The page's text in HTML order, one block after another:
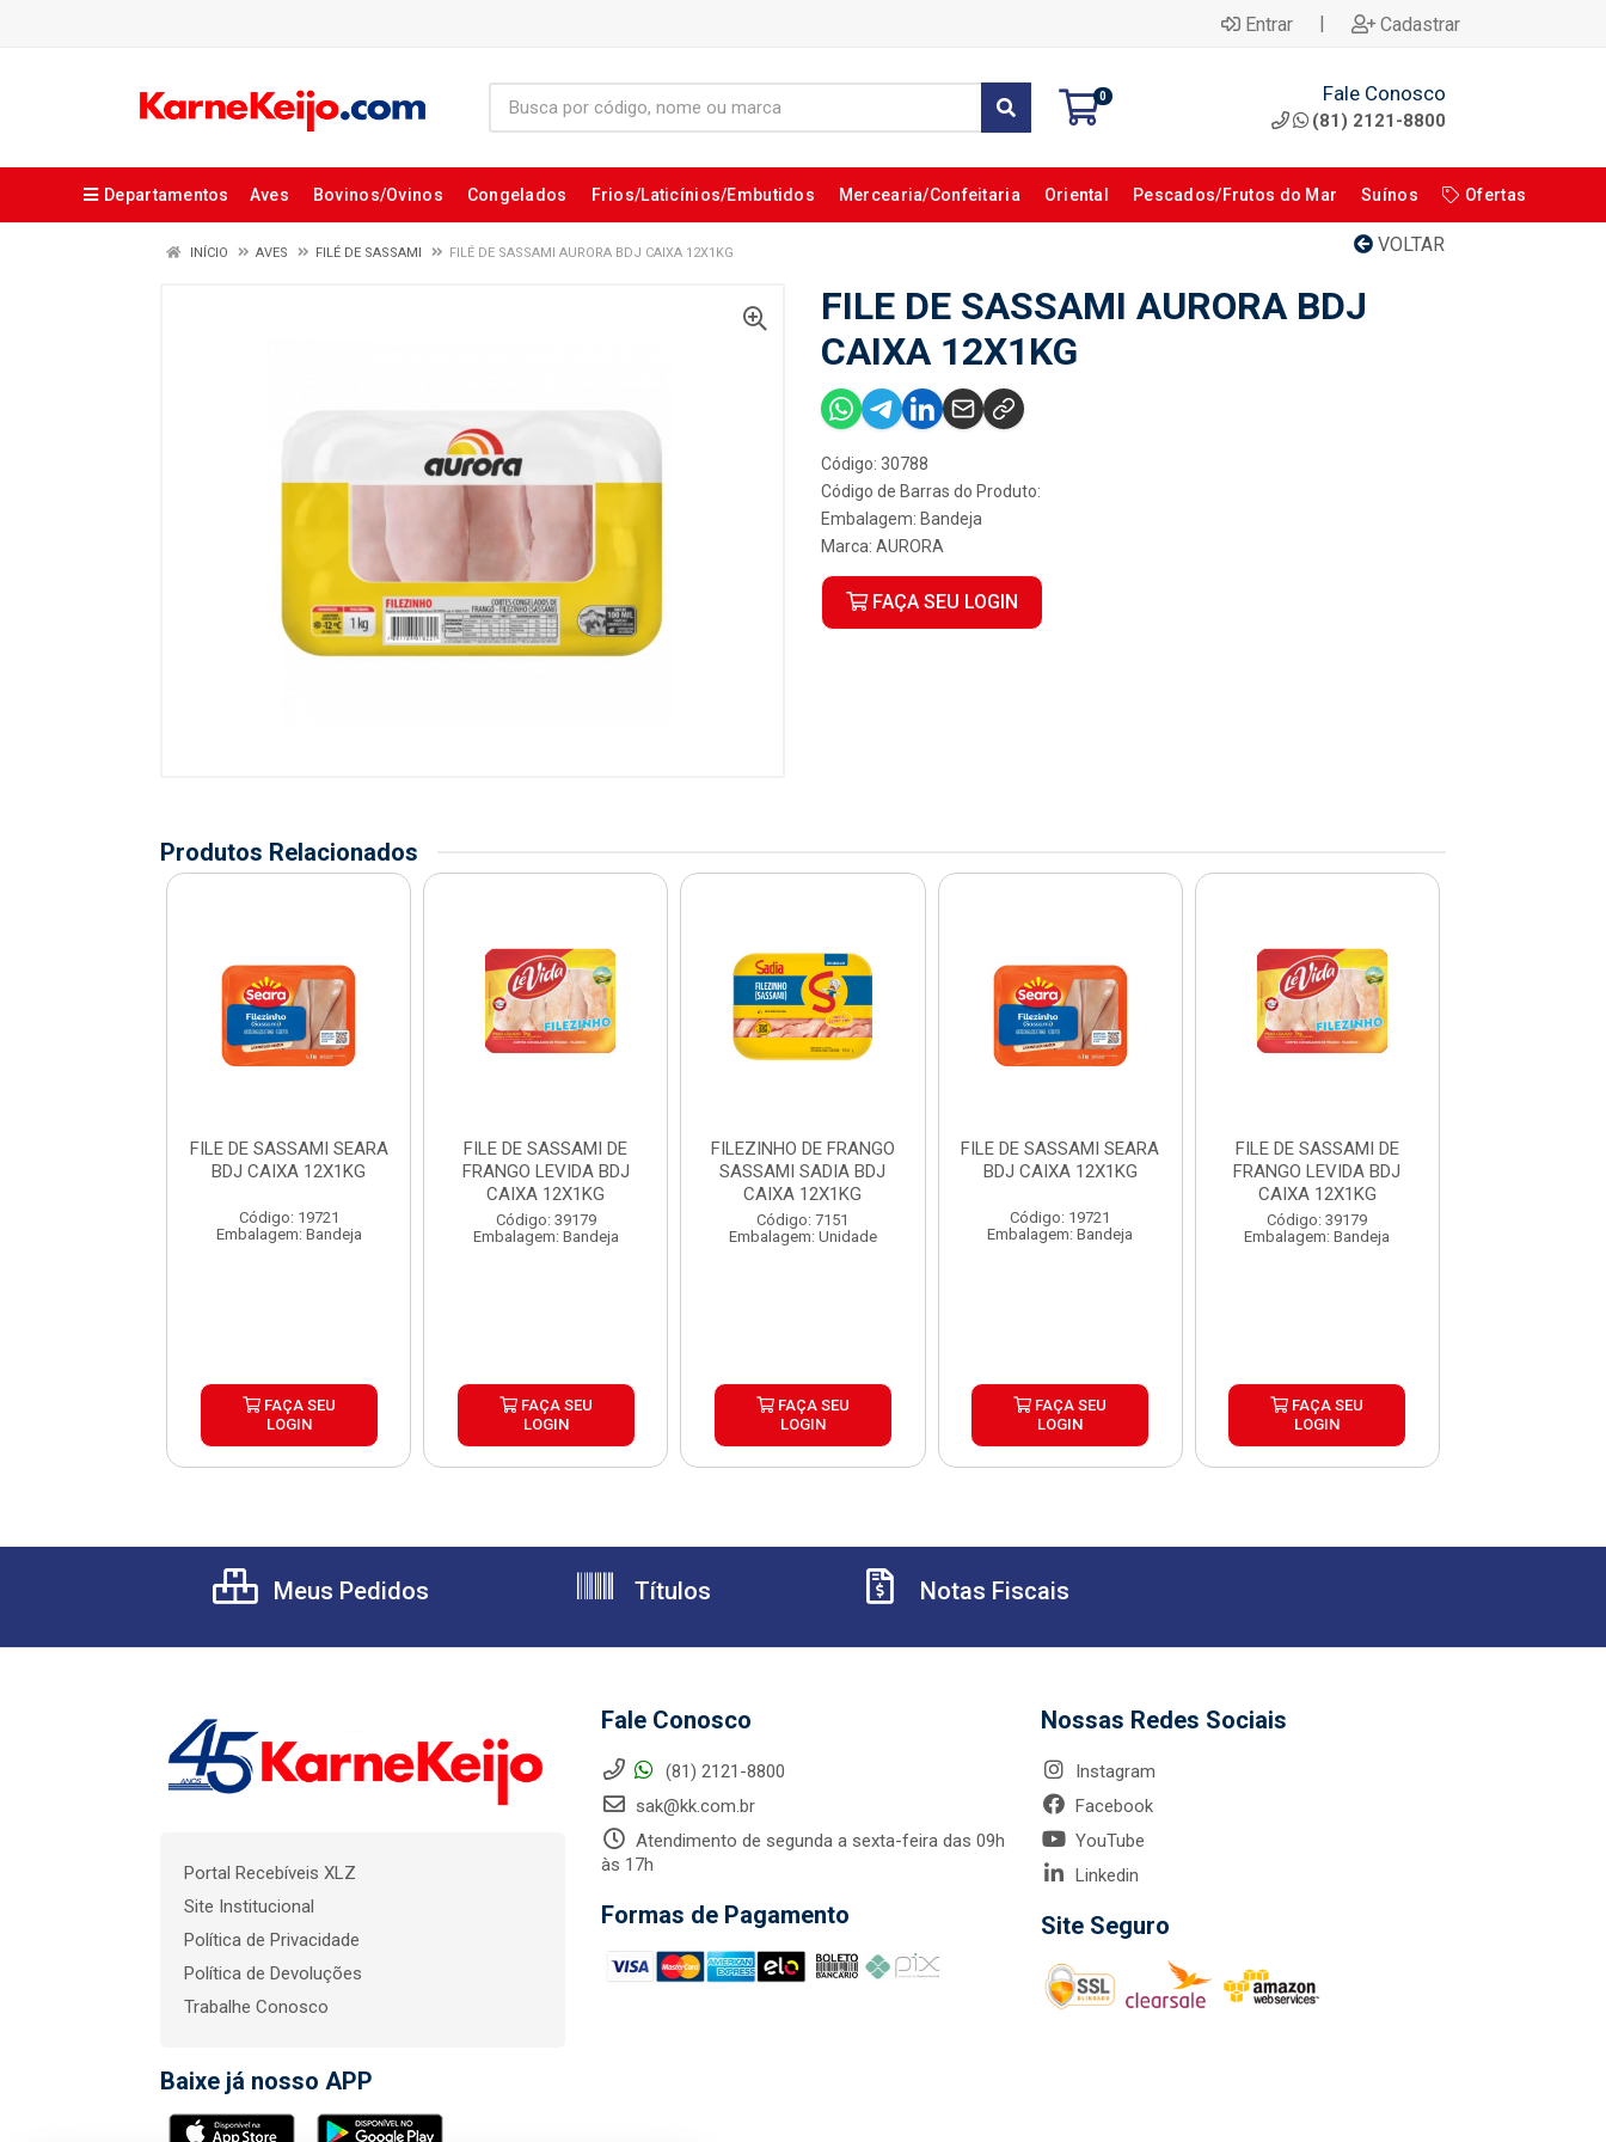
Entrar | Cadastrar
0 Fale Conosco
(81) 2121-8800
Departamentos Aves Bovinos/Ovinos Congelados Frios/Laticínios/Embutidos Mercearia/Confeitaria Oriental Pescados/Frutos do Mar Suínos Ofertas
VOLTAR
INÍCIO AVES FILÉ DE SASSAMI FILÉ DE SASSAMI AURORA BDJ CAIXA 12X1KG
FILE DE SASSAMI AURORA BDJ
CAIXA 12X1KG
Código: 30788
Código de Barras do Produto:
Embalagem: Bandeja
Marca: AURORA
FAÇA SEU LOGIN
Produtos Relacionados
FILE DE SASSAMI SEARA
BDJ CAIXA 12X1KG
Código: 19721
Embalagem: Bandeja
FAÇA SEU
LOGIN
FILE DE SASSAMI DE
FRANGO LEVIDA BDJ
CAIXA 12X1KG
Código: 39179
Embalagem: Bandeja
FAÇA SEU
LOGIN
FILEZINHO DE FRANGO
SASSAMI SADIA BDJ
CAIXA 12X1KG
Código: 7151
Embalagem: Unidade
FAÇA SEU
LOGIN
FILE DE SASSAMI SEARA
BDJ CAIXA 12X1KG
Código: 19721
Embalagem: Bandeja
FAÇA SEU
LOGIN
FILE DE SASSAMI DE
FRANGO LEVIDA BDJ
CAIXA 12X1KG
Código: 39179
Embalagem: Bandeja
FAÇA SEU
LOGIN
Meus Pedidos Títulos Notas Fiscais
Portal Recebíveis XLZ
Site Institucional
Política de Privacidade
Política de Devoluções
Trabalhe Conosco
Baixe já nosso APP
Fale Conosco
(81) 2121-8800
sak@kk.com.br
Atendimento de segunda a sexta-feira das 09h
às 17h
Formas de Pagamento
Nossas Redes Sociais
Instagram
Facebook
YouTube
Linkedin
Site Seguro